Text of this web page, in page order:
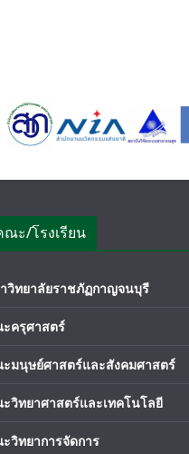
ณะ/โรงเรียน
วิทยาลัยราชภัฏกาญจนบุรี
ครุศาสตร์
มนุษย์ศาสตร์และสังคมศาสตร์
วิทยาศาสตร์และเทคโนโลยี
วิทยาการจัดการ